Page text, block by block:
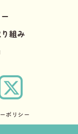
組み
ポリシー